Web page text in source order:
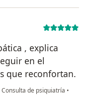
, explica
en el
que reconfortan.
Consulta de psiquiatría •